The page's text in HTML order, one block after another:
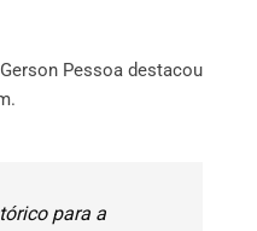
Pessoa destacou
para a